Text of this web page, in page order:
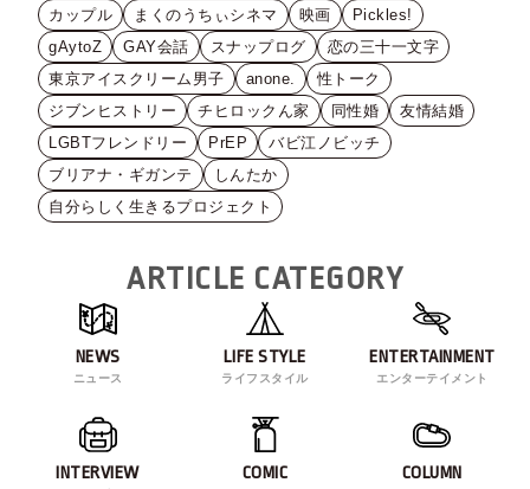
カップル
まくのうちぃシネマ 映画
Pickles!
gAytoZ
GAY会話 スナップログ
恋の三十一文字
東京アイスクリーム男子
anone.
性トーク
ジブンヒストリー
チヒロックん家 同性婚
友情結婚
LGBTフレンドリー
PrEP
バビ江ノビッチ
ブリアナ・ギガンテ
しんたか
自分らしく生きるプロジェクト
ARTICLE CATEGORY
NEWS
ニュース
LIFE STYLE
ライフスタイル
ENTERTAINMENT
エンターテイメント
INTERVIEW COMIC COLUMN